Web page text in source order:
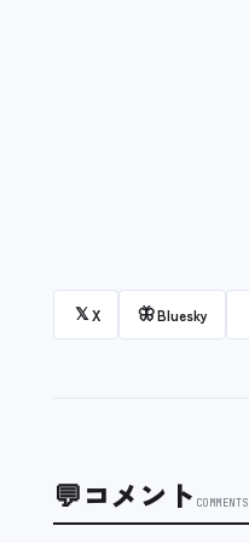
𝕏X 🦋Bluesky
💬コメント COMMENTS